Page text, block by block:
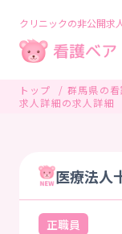
クリニックの非公開求
トップ 群馬県の看
求人詳細の求人詳細
医療法人
正職員